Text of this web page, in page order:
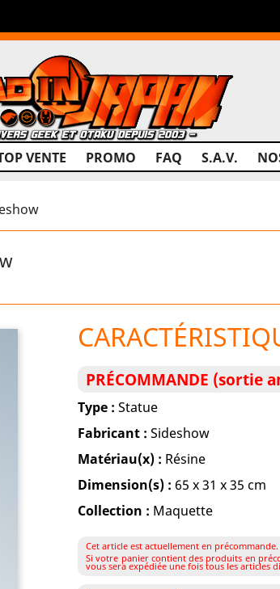
VENTE PROMO FAQ S.A.V.
PRÉCOMMANDE (sortie
Type : Statue
Fabricant : Sideshow
Matériau(x) : Résine
Dimension(s) : 65 x 31 x 35 cm
Collection : Maquette
Cet article est actuellement en
Si votre panier contient des produits en
vous sera expédiée une fois tous les articles